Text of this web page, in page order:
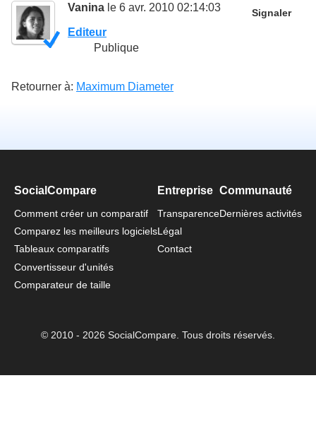
Vanina le 6 avr. 2010 02:14:03 Signaler
Editeur
Publique
Retourner à: Maximum Diameter
SocialCompare
Comment créer un comparatif
Comparez les meilleurs logiciels
Tableaux comparatifs
Convertisseur d'unités
Comparateur de taille
Entreprise
Transparence
Légal
Contact
Communauté
Dernières activités
© 2010 - 2026 SocialCompare. Tous droits réservés.